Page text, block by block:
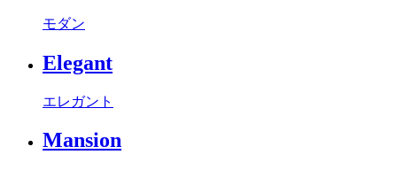
モダン
Elegant
エレガント
Mansion